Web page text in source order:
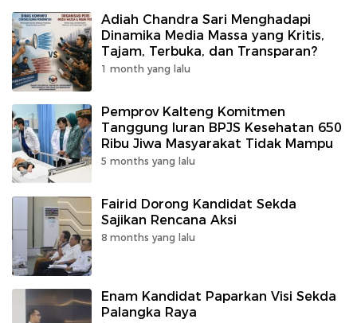
Adiah Chandra Sari Menghadapi
Dinamika Media Massa yang Kritis,
Tajam, Terbuka, dan Transparan?
1 month yang lalu
Pemprov Kalteng Komitmen
Tanggung Iuran BPJS Kesehatan 650
Ribu Jiwa Masyarakat Tidak Mampu
5 months yang lalu
Fairid Dorong Kandidat Sekda
Sajikan Rencana Aksi
8 months yang lalu
Enam Kandidat Paparkan Visi Sekda
Palangka Raya